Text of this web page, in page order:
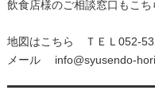
飲食店様のご相談窓口もこち
地図はこちら
ＴＥＬ052-
メール info@syusendo-